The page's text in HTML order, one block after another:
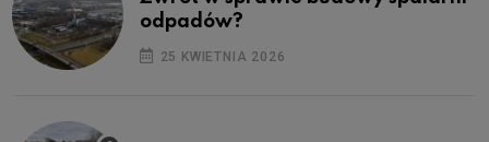
odpadów?
25 KWIETNIA 2026